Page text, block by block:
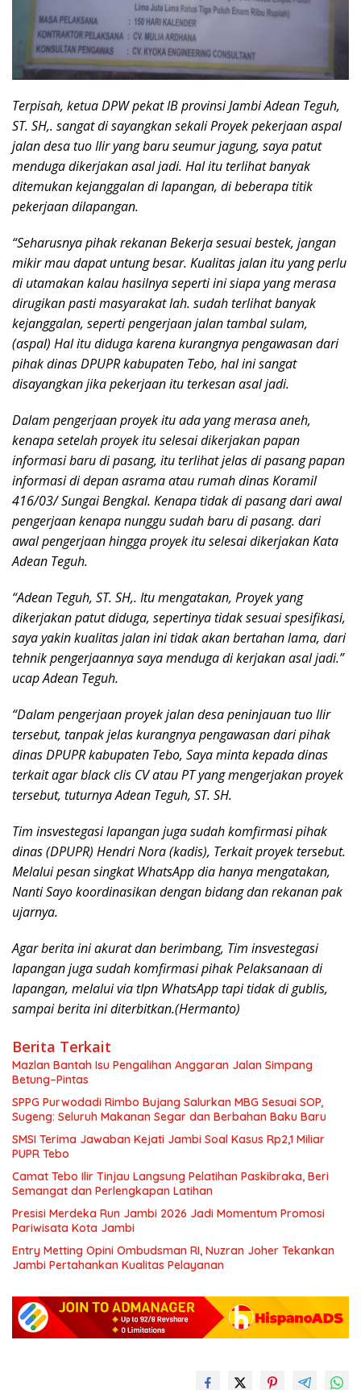
Terpisah, ketua DPW pekat IB provinsi Jambi Adean Teguh,
ST. SH,. sangat di sayangkan sekali Proyek pekerjaan aspal
jalan desa tuo Ilir yang baru seumur jagung, saya patut
menduga dikerjakan asal jadi. Hal itu terlihat banyak
ditemukan kejanggalan di lapangan, di beberapa titik
pekerjaan dilapangan.
“Seharusnya pihak rekanan Bekerja sesuai bestek, jangan
mikir mau dapat untung besar. Kualitas jalan itu yang perlu
di utamakan kalau hasilnya seperti ini siapa yang merasa
dirugikan pasti masyarakat lah. sudah terlihat banyak
kejanggalan, seperti pengerjaan jalan tambal sulam,
(aspal) Hal itu diduga karena kurangnya pengawasan dari
pihak dinas DPUPR kabupaten Tebo, hal ini sangat
disayangkan jika pekerjaan itu terkesan asal jadi.
Dalam pengerjaan proyek itu ada yang merasa aneh,
kenapa setelah proyek itu selesai dikerjakan papan
informasi baru di pasang, itu terlihat jelas di pasang papan
informasi di depan asrama atau rumah dinas Koramil
416/03/ Sungai Bengkal. Kenapa tidak di pasang dari awal
pengerjaan kenapa nunggu sudah baru di pasang. dari
awal pengerjaan hingga proyek itu selesai dikerjakan Kata
Adean Teguh.
“Adean Teguh, ST. SH,. Itu mengatakan, Proyek yang
dikerjakan patut diduga, sepertinya tidak sesuai spesifikasi,
saya yakin kualitas jalan ini tidak akan bertahan lama, dari
tehnik pengerjaannya saya menduga di kerjakan asal jadi.”
ucap Adean Teguh.
“Dalam pengerjaan proyek jalan desa peninjauan tuo Ilir
tersebut, tanpak jelas kurangnya pengawasan dari pihak
dinas DPUPR kabupaten Tebo, Saya minta kepada dinas
terkait agar black clis CV atau PT yang mengerjakan proyek
tersebut, tuturnya Adean Teguh, ST. SH.
Tim insvestegasi lapangan juga sudah komfirmasi pihak
dinas (DPUPR) Hendri Nora (kadis), Terkait proyek tersebut.
Melalui pesan singkat WhatsApp dia hanya mengatakan,
Nanti Sayo koordinasikan dengan bidang dan rekanan pak
ujarnya.
Agar berita ini akurat dan berimbang, Tim insvestegasi
lapangan juga sudah komfirmasi pihak Pelaksanaan di
lapangan, melalui via tlpn WhatsApp tapi tidak di gublis,
sampai berita ini diterbitkan.(Hermanto)
Berita Terkait
Mazlan Bantah Isu Pengalihan Anggaran Jalan Simpang
Betung–Pintas
SPPG Purwodadi Rimbo Bujang Salurkan MBG Sesuai SOP,
Sugeng: Seluruh Makanan Segar dan Berbahan Baku Baru
SMSI Terima Jawaban Kejati Jambi Soal Kasus Rp2,1 Miliar
PUPR Tebo
Camat Tebo Ilir Tinjau Langsung Pelatihan Paskibraka, Beri
Semangat dan Perlengkapan Latihan
Presisi Merdeka Run Jambi 2026 Jadi Momentum Promosi
Pariwisata Kota Jambi
Entry Metting Opini Ombudsman RI, Nuzran Joher Tekankan
Jambi Pertahankan Kualitas Pelayanan